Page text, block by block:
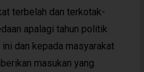
terbelah dan terkotak-
apalagi tahun politik
dan kepada masyarakat
masukan yang